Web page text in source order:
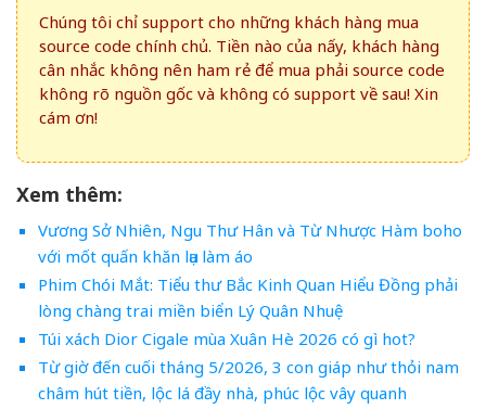
Chúng tôi chỉ support cho những khách hàng mua
source code chính chủ. Tiền nào của nấy, khách hàng
cân nhắc không nên ham rẻ để mua phải source code
không rõ nguồn gốc và không có support về sau! Xin
cám ơn!
Xem thêm:
Vương Sở Nhiên, Ngu Thư Hân và Từ Nhược Hàm boho
với mốt quấn khăn lụa làm áo
Phim Chói Mắt: Tiểu thư Bắc Kinh Quan Hiểu Đồng phải
lòng chàng trai miền biển Lý Quân Nhuệ
Túi xách Dior Cigale mùa Xuân Hè 2026 có gì hot?
Từ giờ đến cuối tháng 5/2026, 3 con giáp như thỏi nam
châm hút tiền, lộc lá đầy nhà, phúc lộc vây quanh